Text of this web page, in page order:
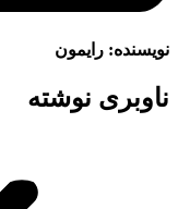
نویسنده: رایمون
ناوبری نوشته